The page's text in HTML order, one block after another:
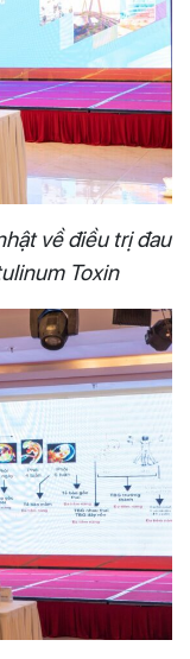
về điều trị đau
Toxin